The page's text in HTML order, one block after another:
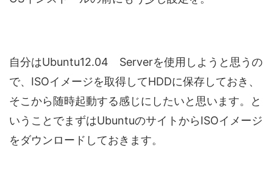
自分はUbuntu12.04 Serverを使用しようと思うの
で、ISOイメージを取得してHDDに保存しておき、
そこから随時起動する感じにしたいと思います。と
いうことでまずはUbuntuのサイトからISOイメージ
をダウンロードしておきます。